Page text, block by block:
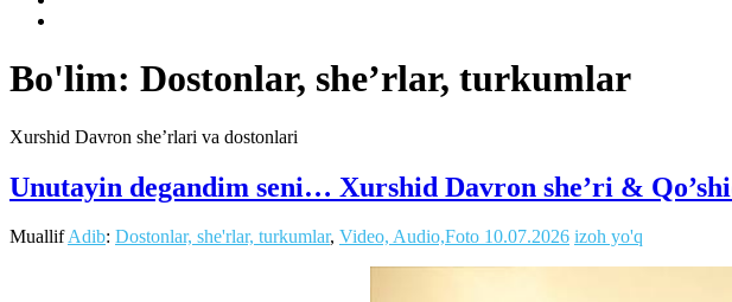
Bo'lim: Dostonlar, she’rlar, turkumlar
Xurshid Davron she’rlari va dostonlari
Unutayin degandim seni… Xurshid Davron she’ri &
MuallifAdib: Dostonlar, she'rlar, turkumlar, Video, Audio,Foto 10.07.2026 izoh yo'q